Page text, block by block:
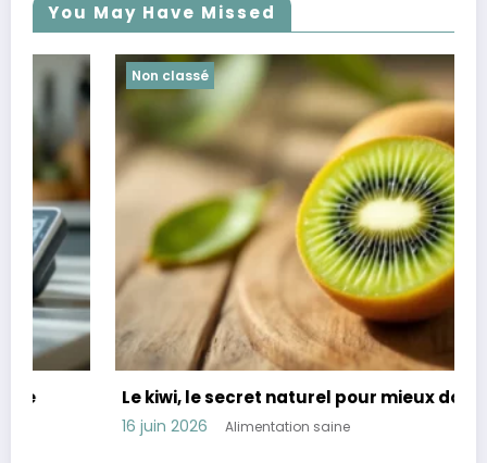
You May Have Missed
Non classé
Le kiwi, le secret naturel pour mieux dormir
16 juin 2026 Alimentation saine